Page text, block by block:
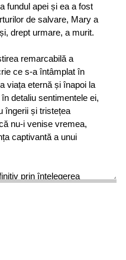
fundul apei și ea a fost
de salvare, Mary a
drept urmare, a murit.
remarcabilă a
ce s-a întâmplat în
viața eternă și înapoi la
detaliu sentimentele ei,
îngerii și tristețea
nu-i venise vremea,
captivantă a unui
prin înțelegerea
prin conștientizarea lui
întărită de experiența
vă va refamiliariza cu
proprie cu Dumnezeu.